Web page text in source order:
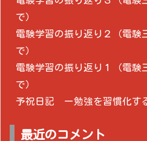
で）
電験学習の振り返り２（電験
で）
電験学習の振り返り１（電験
で）
予祝日記 ー勉強を習慣化す
最近のコメント